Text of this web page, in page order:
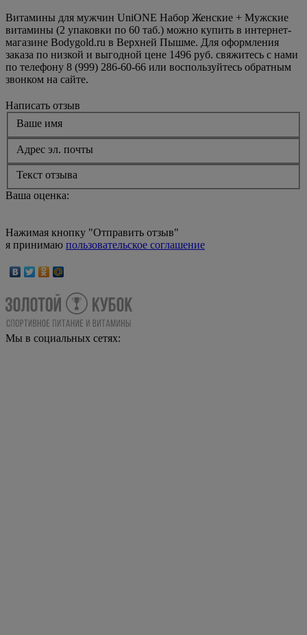
Витамины для мужчин UniONE Набор Женские + Мужские
витамины (2 упаковки по 60 таб.) можно купить в интернет-
магазине Bodygold.ru в Верхней Пышме. Для оформления
заказа по низкой и выгодной цене 1496 руб. свяжитесь с нами
по телефону 8 (999) 286-60-66 или воспользуйтесь обратным
звонком на сайте.
Написать отзыв
Ваше имя
Адрес эл. почты
Текст отзыва
Ваша оценка:
Нажимая кнопку "Отправить отзыв"
я принимаю пользовательское соглашение
Мы в социальных сетях: